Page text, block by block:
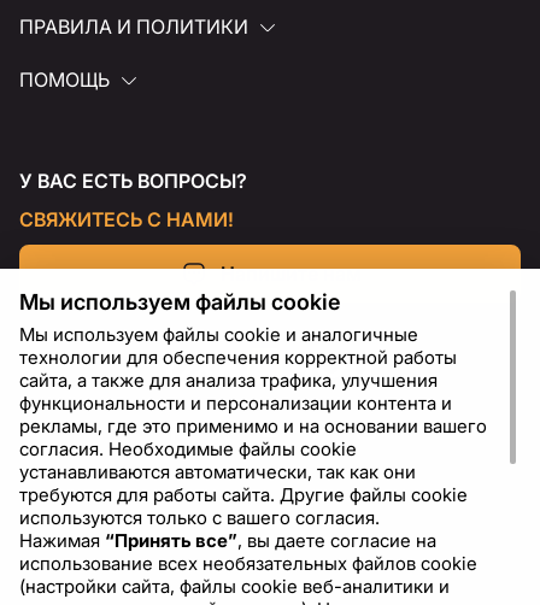
ПРАВИЛА И ПОЛИТИКИ
ПОМОЩЬ
У ВАС ЕСТЬ ВОПРОСЫ?
СВЯЖИТЕСЬ С НАМИ!
Напишите нам
RU USD - US Dollar ($)
Мы используем файлы cookie
Мы используем файлы cookie и аналогичные
технологии для обеспечения корректной работы
сайта, а также для анализа трафика, улучшения
функциональности и персонализации контента и
рекламы, где это применимо и на основании вашего
согласия. Необходимые файлы cookie
устанавливаются автоматически, так как они
требуются для работы сайта. Другие файлы cookie
используются только с вашего согласия.
Нажимая “Принять все”, вы даете согласие на
использование всех необязательных файлов cookie
(настройки сайта, файлы cookie веб-аналитики и